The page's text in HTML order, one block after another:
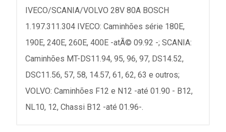
IVECO/SCANIA/VOLVO 28V 80A BOSCH
1.197.311.304 IVECO: Caminhões série 180E,
190E, 240E, 260E, 400E -atÃ© 09.92 -; SCANIA:
Caminhões MT-DS11.94, 95, 96, 97, DS14.52,
DSC11.56, 57, 58, 14.57, 61, 62, 63 e outros;
VOLVO: Caminhões F12 e N12 -até 01.90 - B12,
NL10, 12, Chassi B12 -até 01.96-.